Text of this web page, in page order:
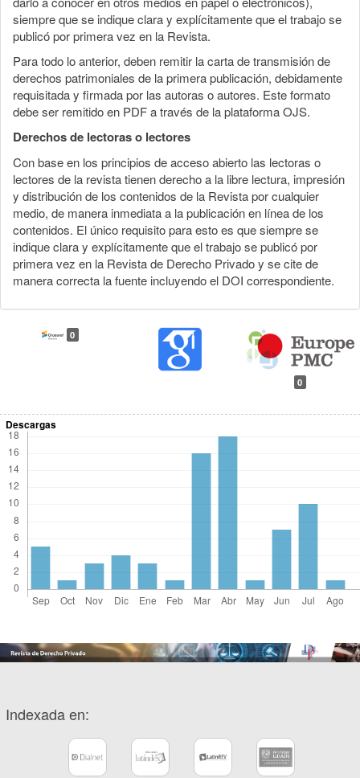
siempre que se indique clara y explícitamente que el trabajo se
publicó por primera vez en la Revista.
Para todo lo anterior, deben remitir la carta de transmisión de
derechos patrimoniales de la primera publicación, debidamente
requisitada y firmada por las autoras o autores. Este formato
debe ser remitido en PDF a través de la plataforma OJS.
Derechos de lectoras o lectores
Con base en los principios de acceso abierto las lectoras o
lectores de la revista tienen derecho a la libre lectura, impresión
y distribución de los contenidos de la Revista por cualquier
medio, de manera inmediata a la publicación en línea de los
contenidos. El único requisito para esto es que siempre se
indique clara y explícitamente que el trabajo se publicó por
primera vez en la Revista de Derecho Privado y se cite de
manera correcta la fuente incluyendo el DOI correspondiente.
0
0
Descargas
Indexada en: